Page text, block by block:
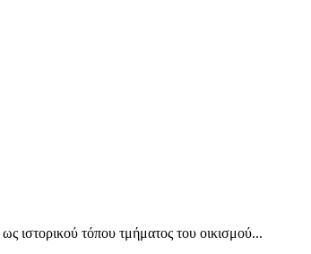
τόπου τμήματος του οικισμού...